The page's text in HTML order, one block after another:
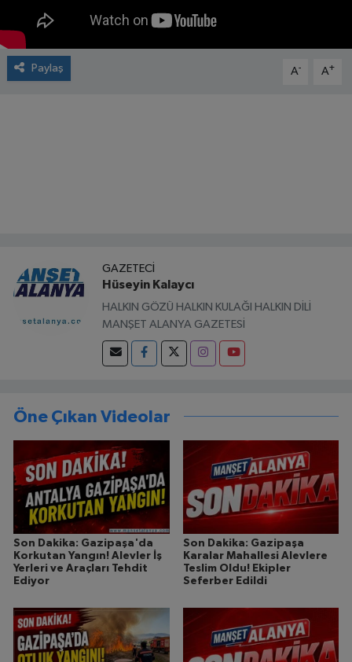
Paylaş A- A+
GAZETECI
Hüseyin Kalaycı
HALKIN GÖZÜ HALKIN KULAĞI HALKIN DİLİ
MANŞET ALANYA GAZETESİ
Öne Çıkan Videolar
Son Dakika: Gazipaşa'da
Korkutan Yangın! Alevler İş
Yerleri ve Araçları Tehdit
Ediyor
Son Dakika: Gazipaşa
Karalar Mahallesi Alevlere
Teslim Oldu! Ekipler
Seferber Edildi